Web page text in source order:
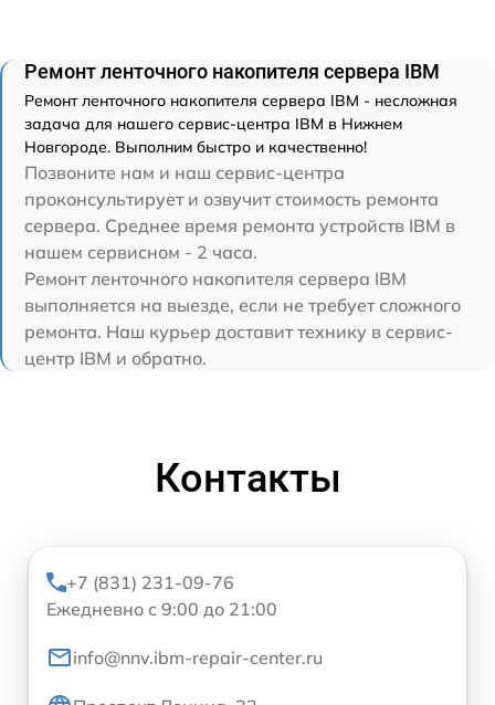
Ремонт ленточного накопителя сервера IBM
Ремонт ленточного накопителя сервера IBM - несложная
задача для нашего сервис-центра IBM в Нижнем
Новгороде. Выполним быстро и качественно!
Позвоните нам и наш сервис-центра
проконсультирует и озвучит стоимость ремонта
сервера. Среднее время ремонта устройств IBM в
нашем сервисном - 2 часа.
Ремонт ленточного накопителя сервера IBM
выполняется на выезде, если не требует сложного
ремонта. Наш курьер доставит технику в сервис-
центр IBM и обратно.
Контакты
+7 (831) 231-09-76
Ежедневно с 9:00 до 21:00
info@nnv.ibm-repair-center.ru